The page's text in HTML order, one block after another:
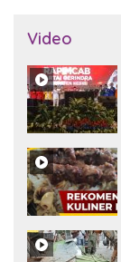
Video